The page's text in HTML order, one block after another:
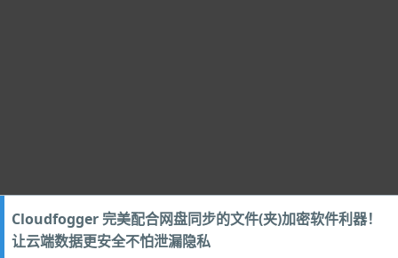
Cloudfogger 完美配合网盘同步的文件(夹)加密软件利器！
让云端数据更安全不怕泄漏隐私